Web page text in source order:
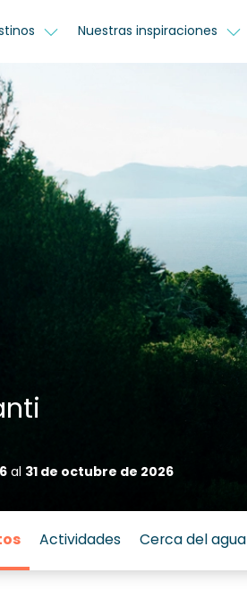
Nuestras inspiraciones
al 31 de octubre de 2026
Actividades Cerca del agua